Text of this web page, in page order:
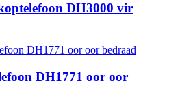
DH3000 vir
DH1771 oor oor